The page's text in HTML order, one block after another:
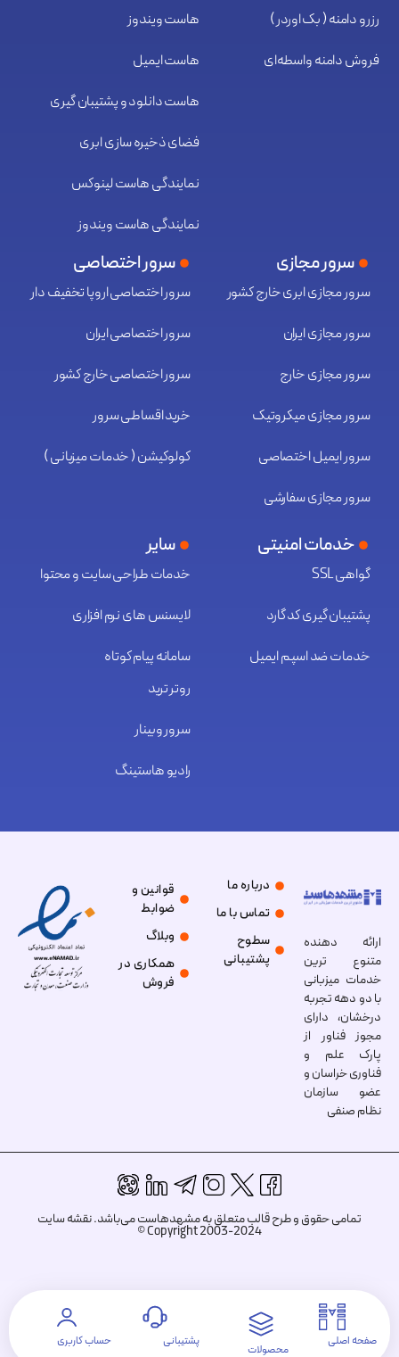
رزرو دامنه ( بک اوردر )
فروش دامنه واسطه‌ای
هاست ویندوز
هاست ایمیل
هاست دانلود و پشتیبان گیری
فضای ذخیره سازی ابری
نمایندگی هاست لینوکس
نمایندگی هاست ویندوز
سرور مجازی
سرور مجازی ابری خارج کشور
سرور مجازی ایران
سرور مجازی خارج
سرور مجازی میکروتیک
سرور ایمیل اختصاصی
سرور مجازی سفارشی
سرور اختصاصی
سرور اختصاصی اروپا تخفیف دار
سرور اختصاصی ایران
سرور اختصاصی خارج کشور
خرید اقساطی سرور
کولوکیشن ( خدمات میزبانی )
خدمات امنیتی
گواهی SSL
پشتیبان گیری کد گارد
خدمات ضد اسپم ایمیل
سایر
خدمات طراحی سایت و محتوا
لایسنس های نرم افزاری
سامانه پیام کوتاه
روتر ترید
سرور وبینار
رادیو هاستینگ
ارائه دهنده
متنوع ترین
خدمات میزبانی
با دو دهه تجربه
درخشان، دارای
مجوز فناور از
پارک علم و
فناوری خراسان و
عضو سازمان
نظام صنفی
درباره ما
تماس با ما
سطوح
پشتیبانی
قوانین و
ضوابط
وبلاگ
همکاری در
فروش
تمامی حقوق و طرح قالب متعلق به مشهدهاست می‌باشد.نقشه سایت
Copyright 2003-2024 ©
صفحه اصلی
محصولات
پشتیبانی حساب کاربری